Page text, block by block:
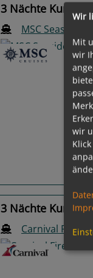
3 Nächte
MSC Seaside
3 Nächte
Carnival
Wir
Mit
wir
wir